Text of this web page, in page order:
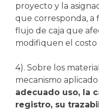
proyecto y la
que corresponda, a
flujo de caja que
modifiquen el
4). Sobre los
mecanismo
adecuado uso, la
registro, su